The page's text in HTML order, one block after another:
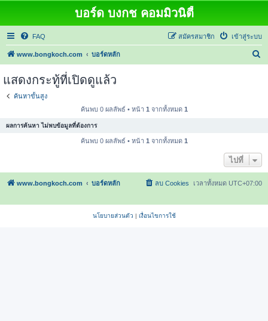
บอร์ด บงกช คอมมิวนิตี้
FAQ เข้าสู่ระบบ
สมัครสมาชิก
www.bongkoch.com บอร์ดหลัก
แสดงกระทู้ที่เปิดดูแล้ว
ค้นหาขั้นสูง
ค้นพบ 0 ผลลัพธ์ • หน้า 1 จากทั้งหมด 1
ผลการค้นหา ไม่พบข้อมูลที่ต้องการ
ค้นพบ 0 ผลลัพธ์ • หน้า 1 จากทั้งหมด 1
ไปที่
www.bongkoch.com บอร์ดหลัก เวลาทั้งหมด UTC+07:00
ลบ Cookies
นโยบายส่วนตัว | เงื่อนไขการใช้